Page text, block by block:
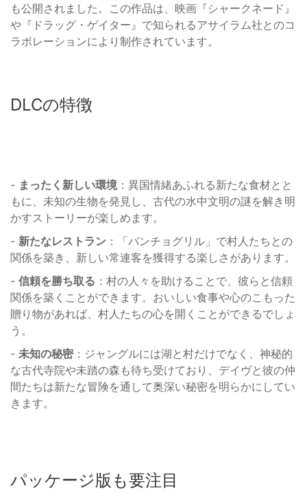
も公開されました。この作品は、映画『シャークネード』
や『ドラッグ・ゲイター』で知られるアサイラム社とのコ
ラボレーションにより制作されています。
DLCの特徴
- まったく新しい環境：異国情緒あふれる新たな食材とと
もに、未知の生物を発見し、古代の水中文明の謎を解き明
かすストーリーが楽しめます。
- 新たなレストラン ：「バンチョグリル」で村人たちとの
関係を築き、新しい常連客を獲得する楽しさがあります。
- 信頼を勝ち取る ：村の人々を助けることで、彼らと信頼
関係を築くことができます。おいしい食事や心のこもった
贈り物があれば、村人たちの心を開くことができるでしょ
う。
- 未知の秘密：ジャングルには湖と村だけでなく、神秘的
な古代寺院や未踏の森も待ち受けており、デイヴと彼の仲
間たちは新たな冒険を通して奥深い秘密を明らかにしてい
きます。
パッケージ版も要注目